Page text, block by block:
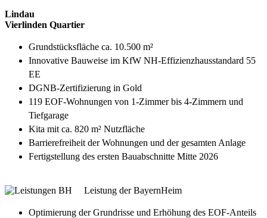
Lindau
Vierlinden Quartier
Grundstücksfläche ca. 10.500 m²
Innovative Bauweise im KfW NH-Effizienzhausstandard 55
EE
DGNB-Zertifizierung in Gold
119 EOF-Wohnungen von 1-Zimmer bis 4-Zimmern und
Tiefgarage
Kita mit ca. 820 m² Nutzfläche
Barrierefreiheit der Wohnungen und der gesamten Anlage
Fertigstellung des ersten Bauabschnitte Mitte 2026
Leistung der BayernHeim
Optimierung der Grundrisse und Erhöhung des EOF-Anteils